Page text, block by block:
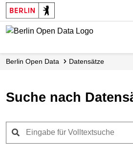
Skip
to
main
Berlin Open Data Datensätze
Suche nach